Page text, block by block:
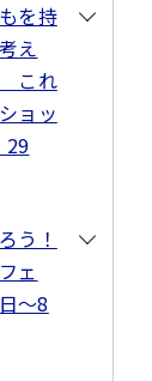
を持
え
これ
ョッ
29
う！
ェ
～8